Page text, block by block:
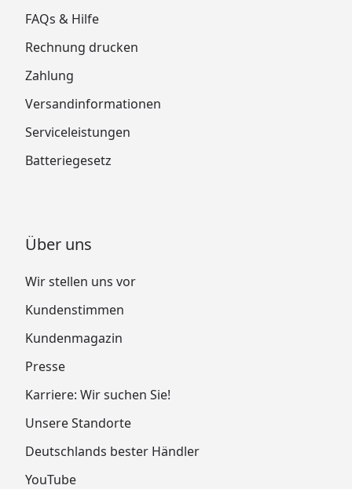
FAQs & Hilfe
Rechnung drucken
Zahlung
Versandinformationen
Serviceleistungen
Batteriegesetz
Über uns
Wir stellen uns vor
Kundenstimmen
Kundenmagazin
Presse
Karriere: Wir suchen Sie!
Unsere Standorte
Deutschlands bester Händler
YouTube